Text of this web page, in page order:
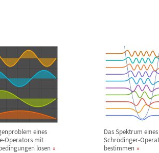
eines
Operators mit
lösen
Das Spektrum eines
Schrödinger-
bestimmen